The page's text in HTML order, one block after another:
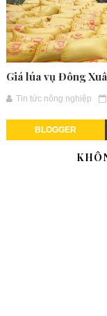
Giá lúa vụ Đông
Tin tức nông nghiệp
BLOGGER